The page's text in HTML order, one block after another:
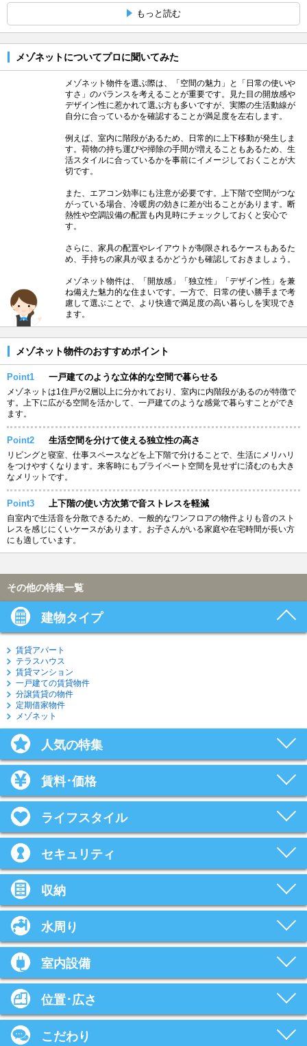
もっと読む
メゾネットについてプロに聞いてみた
メゾネット物件を選ぶ際は、「空間の魅力」と「日常の使いや
すさ」のバランスを考えることが重要です。見た目の開放感や
デザイン性に惹かれて選ぶ方も多いですが、実際の生活動線が
自分に合っているかを確認することが満足度を左右します。
例えば、室内に階段があるため、日常的に上下移動が発生しま
す。荷物の持ち運びや掃除の手間が増えることもあるため、生
活スタイルに合っているかを事前にイメージしておくことが大
切です。
また、エアコン効率にも注意が必要です。上下階で空間がつな
がっている場合、冷暖房の効きに差が出ることがあります。断
熱性や空調設備の配置も内見時にチェックしておくと安心で
す。
さらに、家具の配置やレイアウトが制限されるケースもあるた
め、手持ちの家具が収まるかどうかも確認しておきましょう。
メゾネット物件は、「開放感」「独立性」「デザイン性」を兼
ね備えた魅力的な住まいです。一方で、日常の使い勝手まで考
慮して選ぶことで、より快適で満足度の高い暮らしを実現でき
ます。
メゾネット物件のおすすめポイント
Point1 一戸建てのような立体的な空間で暮らせる
メゾネットは1住戸が2層以上に分かれており、室内に内階段があるのが特徴で
す。上下に広がる空間を活かして、一戸建てのような感覚で暮らすことができ
ます。
Point2 生活空間を分けて使える独立性の高さ
リビングと寝室、仕事スペースなどを上下階で分けることで、生活にメリハリ
をつけやすくなります。来客時にもプライベート空間を見せずに済むのも大き
なメリットです。
Point3 上下階の使い方次第で音ストレスを軽減
自室内で生活音を分散できるため、一般的なワンフロアの物件よりも音のスト
レスを感じにくいケースがあります。お子さんがいる家庭や在宅時間が長い方
にも適しています。
その他の特集一覧
建物タイプ
賃貸アパート
テラスハウス
賃貸マンション
一戸建ての賃貸物件
分譲賃貸の物件
定期借家物件
メゾネット
人気の特集
賃料･価格
ライフスタイル
セキュリティ
収納
水周り
室内設備
位置･広さ
こだわり